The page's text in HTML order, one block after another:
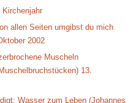
Kirchenjahr
allen Seiten umgibst du mich
2002
Muscheln
13.
Wasser zum Leben (Johannes